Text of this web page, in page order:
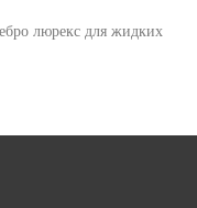
люрекс для жидких